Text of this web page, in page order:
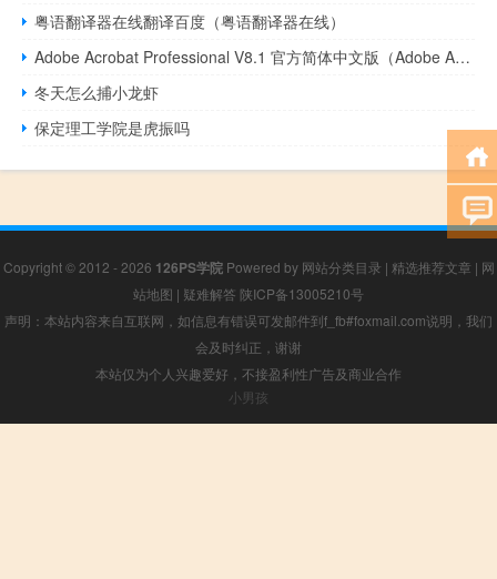
粤语翻译器在线翻译百度（粤语翻译器在线）
Adobe Acrobat Professional V8.1 官方简体中文版（Adobe Acrobat Professional V8.1 官方简体中文版功能简介）
冬天怎么捕小龙虾
保定理工学院是虎振吗
Copyright © 2012 - 2026 126PS学院Powered by 网站分类目录 | 精选推荐文章 | 网
站地图 | 疑难解答 陕ICP备13005210号
声明：本站内容来自互联网，如信息有错误可发邮件到f_fb#foxmail.com说明，我们
会及时纠正，谢谢
本站仅为个人兴趣爱好，不接盈利性广告及商业合作
小男孩